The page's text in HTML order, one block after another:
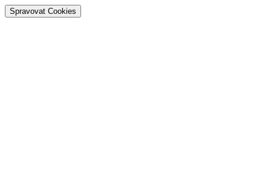
Spravovat Cookies